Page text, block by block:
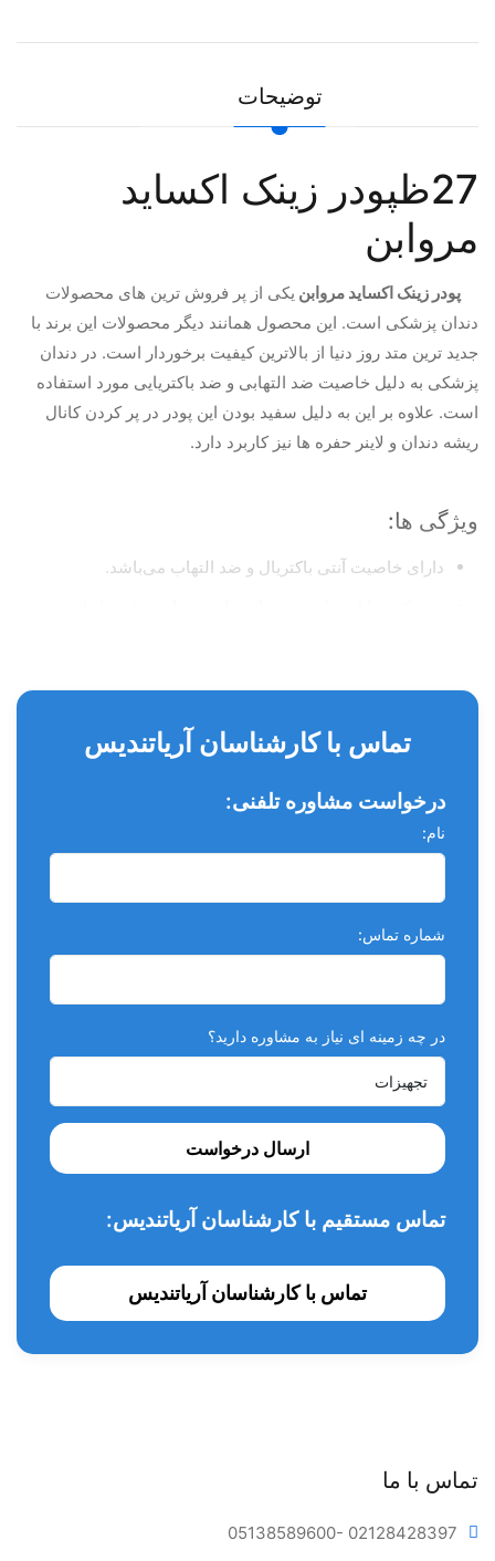
توضیحات
27ظپودر زینک اکساید
مروابن
پودر زینک اکساید مروابن یکی از پر فروش ترین های محصولات
دندان پزشکی است. این محصول همانند دیگر محصولات این برند با
جدید ترین متد روز دنیا از بالاترین کیفیت برخوردار است. در دندان
پزشکی به دلیل خاصیت ضد التهابی و ضد باکتریایی مورد استفاده
است. علاوه بر این به دلیل سفید بودن این پودر در پر کردن کانال
ریشه دندان و لاینر حفره ها نیز کاربرد دارد.
ویژگی ها:
دارای خاصیت آنتی باکتریال و ضد التهاب می‌باشد.
در بسته‌بندی ۳۰ گرمی عرضه می‌گردد.
تماس با کارشناسان آریاتندیس
درخواست مشاوره تلفنی:
نام:
شماره تماس:
در چه زمینه ای نیاز به مشاوره دارید؟
ارسال درخواست
تماس مستقیم با کارشناسان آریاتندیس:
تماس با کارشناسان آریاتندیس
تماس با ما
05138589600- 02128428397